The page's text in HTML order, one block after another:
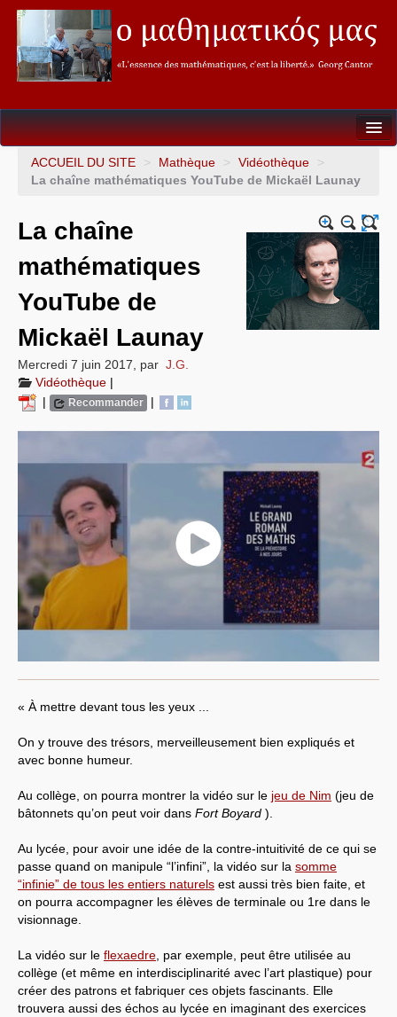
Seconde
Terminale
Soutien&Aide individualisée
La fureur des Maths
Mathèque
ACCUEIL DU SITE > Mathèque > Vidéothèque
>
La chaîne mathématiques YouTube de Mickaël Launay
La chaîne
mathématiques
YouTube de
Mickaël Launay
Mercredi 7 juin 2017 par J.G.
Vidéothèque |
|
Recommander |
« À mettre devant tous les yeux ...
On y trouve des trésors, merveilleusement bien expliqués et
avec bonne humeur.
Au collège, on pourra montrer la vidéo sur le jeu de Nim (jeu de
bâtonnets qu’on peut voir dans Fort Boyard ).
Au lycée, pour avoir une idée de la contre-intuitivité de ce qui se
passe quand on manipule “l’infini”, la vidéo sur la somme
“infinie” de tous les entiers naturels est aussi très bien faite, et
on pourra accompagner les élèves de terminale ou 1re dans le
visionnage.
La vidéo sur le flexaedre , par exemple, peut être utilisée au
collège (et même en interdisciplinarité avec l’art plastique) pour
créer des patrons et fabriquer ces objets fascinants. Elle
trouvera aussi des échos au lycée en imaginant des exercices